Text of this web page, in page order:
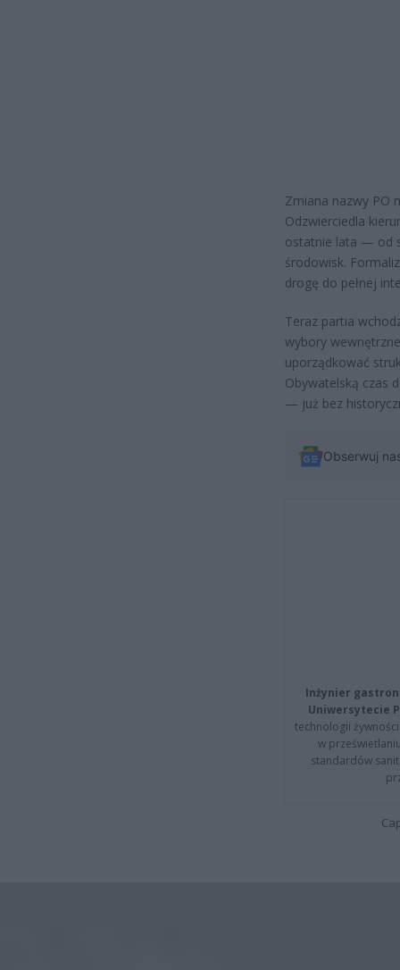
Zmiana nazwy PO
Odzwierciedla
ostatnie lata — od
środowisk.
drogę do pełnej
Teraz partia
wybory
uporządkować
Obywatelską czas
— już bez
Obserwuj
Inżynier
Uniwersytecie
technologii
w
standardów